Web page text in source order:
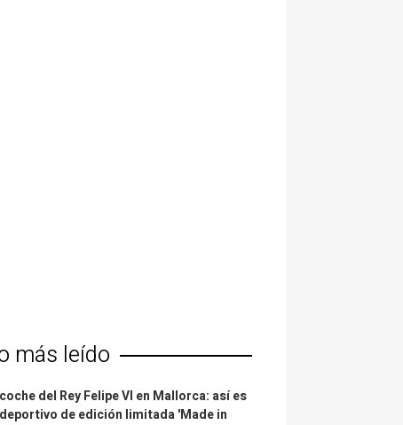
más leído
del Rey Felipe VI en Mallorca: así es
de edición limitada 'Made in